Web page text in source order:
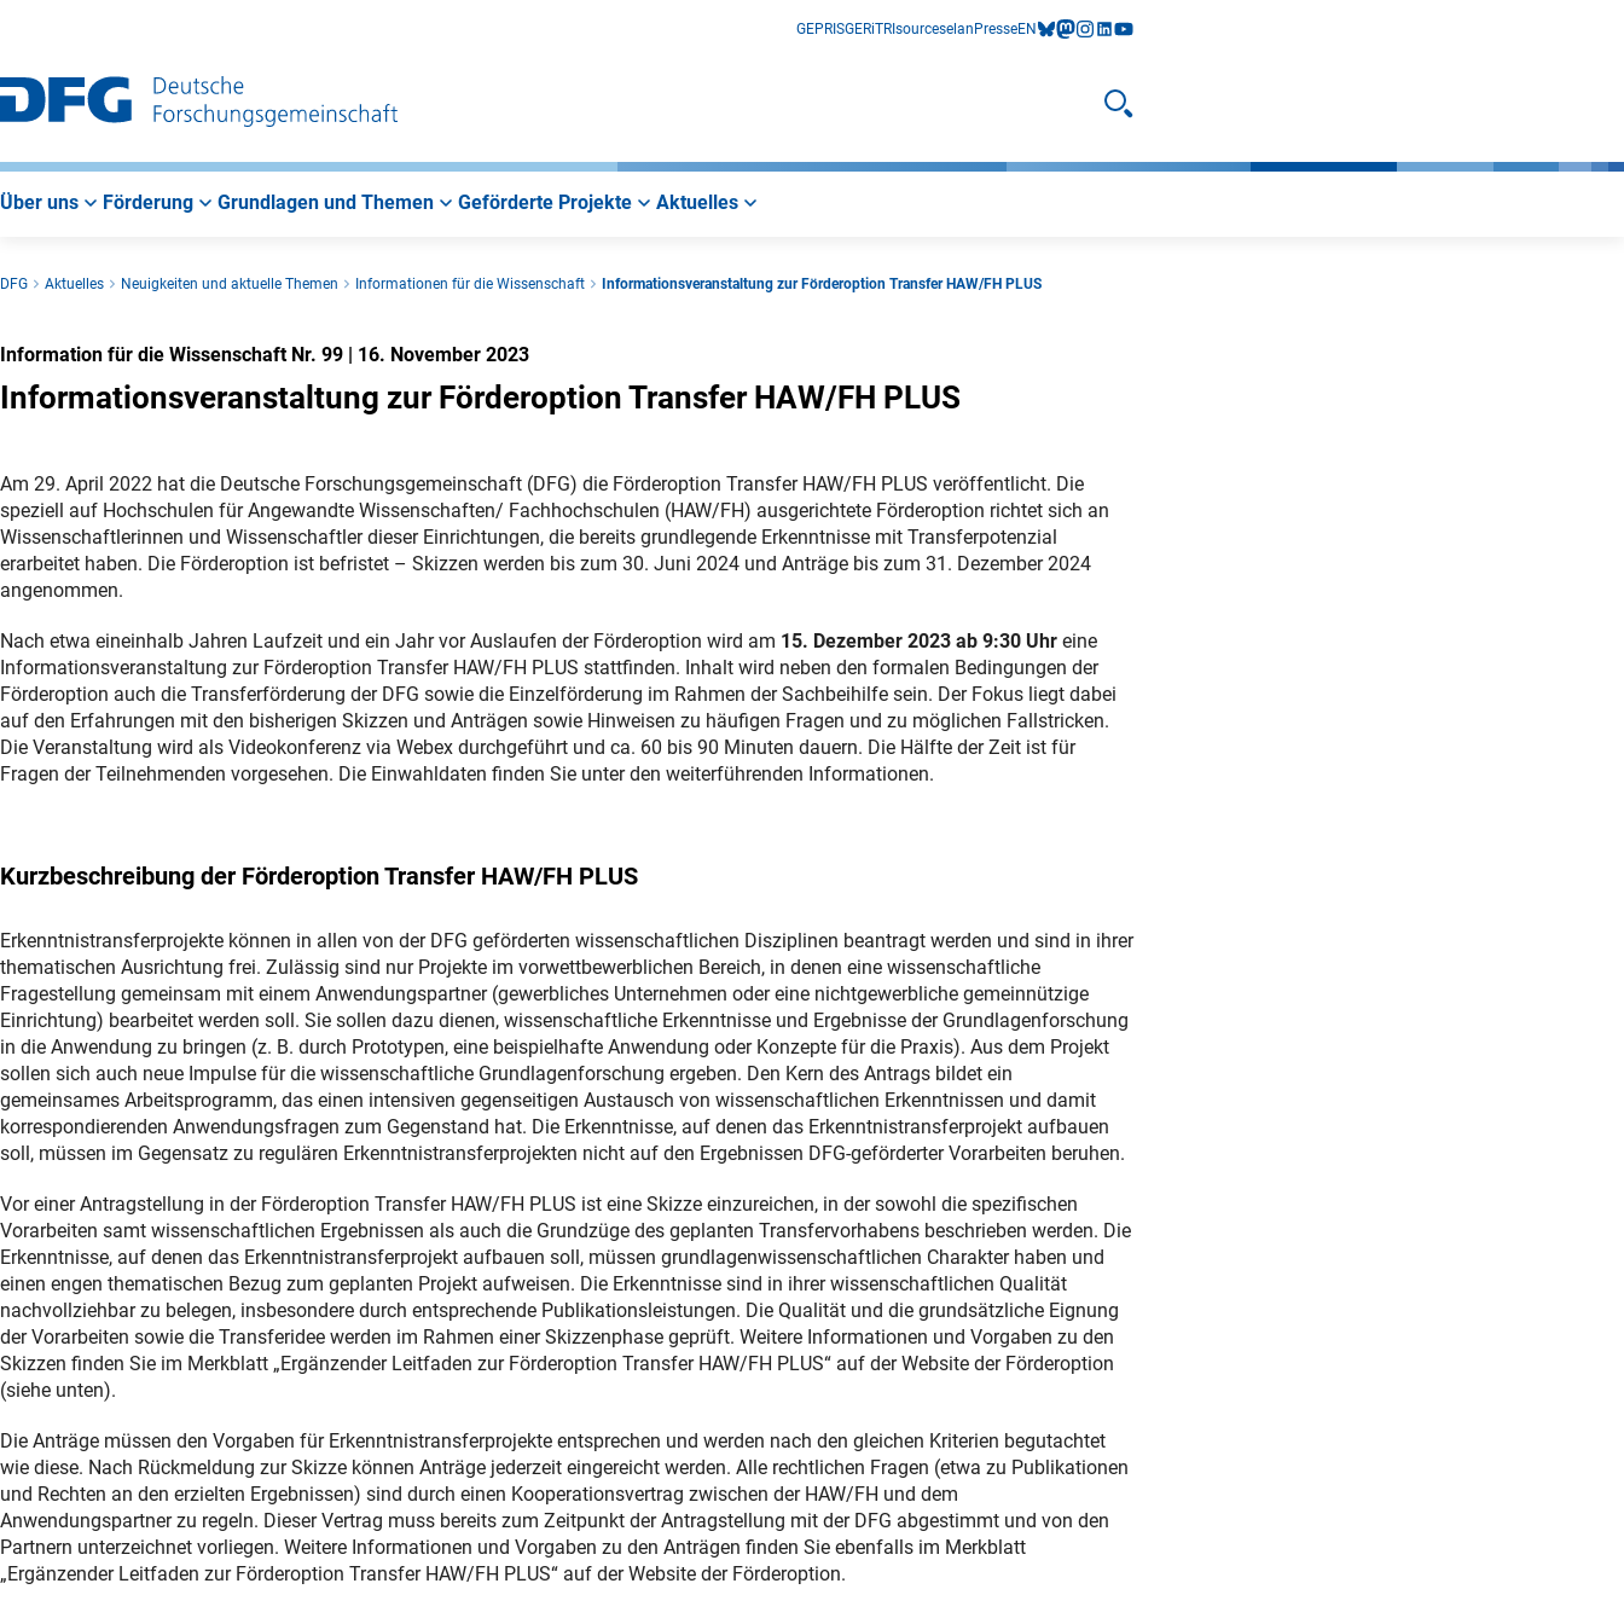
GEPRISGERiTRIsourceselan PresseEN bluesky
mastodon
instagram
linkedIn
youtube
Suche öffnen
Über uns Förderung Grundlagen und Themen Geförderte Projekte Aktuelles
DFG Aktuelles Neuigkeiten und aktuelle Themen Informationen für die Wissenschaft Informationsveranstaltung zur Förderoption Transfer HAW/FH PLUS
Information für die Wissenschaft Nr. 99 | 16. November 2023
Informationsveranstaltung zur Förderoption Transfer HAW/FH PLUS
Am 29. April 2022 hat die Deutsche Forschungsgemeinschaft (DFG) die Förderoption Transfer HAW/FH PLUS veröffentlicht. Die
speziell auf Hochschulen für Angewandte Wissenschaften/ Fachhochschulen (HAW/FH) ausgerichtete Förderoption richtet sich an
Wissenschaftlerinnen und Wissenschaftler dieser Einrichtungen, die bereits grundlegende Erkenntnisse mit Transferpotenzial
erarbeitet haben. Die Förderoption ist befristet – Skizzen werden bis zum 30. Juni 2024 und Anträge bis zum 31. Dezember 2024
angenommen.
Nach etwa eineinhalb Jahren Laufzeit und ein Jahr vor Auslaufen der Förderoption wird am 15. Dezember 2023 ab 9:30 Uhr eine
Informationsveranstaltung zur Förderoption Transfer HAW/FH PLUS stattfinden. Inhalt wird neben den formalen Bedingungen der
Förderoption auch die Transferförderung der DFG sowie die Einzelförderung im Rahmen der Sachbeihilfe sein. Der Fokus liegt dabei
auf den Erfahrungen mit den bisherigen Skizzen und Anträgen sowie Hinweisen zu häufigen Fragen und zu möglichen Fallstricken.
Die Veranstaltung wird als Videokonferenz via Webex durchgeführt und ca. 60 bis 90 Minuten dauern. Die Hälfte der Zeit ist für
Fragen der Teilnehmenden vorgesehen. Die Einwahldaten finden Sie unter den weiterführenden Informationen.
Kurzbeschreibung der Förderoption Transfer HAW/FH PLUS
Erkenntnistransferprojekte können in allen von der DFG geförderten wissenschaftlichen Disziplinen beantragt werden und sind in ihrer
thematischen Ausrichtung frei. Zulässig sind nur Projekte im vorwettbewerblichen Bereich, in denen eine wissenschaftliche
Fragestellung gemeinsam mit einem Anwendungspartner (gewerbliches Unternehmen oder eine nichtgewerbliche gemeinnützige
Einrichtung) bearbeitet werden soll. Sie sollen dazu dienen, wissenschaftliche Erkenntnisse und Ergebnisse der Grundlagenforschung
in die Anwendung zu bringen (z. B. durch Prototypen, eine beispielhafte Anwendung oder Konzepte für die Praxis). Aus dem Projekt
sollen sich auch neue Impulse für die wissenschaftliche Grundlagenforschung ergeben. Den Kern des Antrags bildet ein
gemeinsames Arbeitsprogramm, das einen intensiven gegenseitigen Austausch von wissenschaftlichen Erkenntnissen und damit
korrespondierenden Anwendungsfragen zum Gegenstand hat. Die Erkenntnisse, auf denen das Erkenntnistransferprojekt aufbauen
soll, müssen im Gegensatz zu regulären Erkenntnistransferprojekten nicht auf den Ergebnissen DFG-geförderter Vorarbeiten beruhen.
Vor einer Antragstellung in der Förderoption Transfer HAW/FH PLUS ist eine Skizze einzureichen, in der sowohl die spezifischen
Vorarbeiten samt wissenschaftlichen Ergebnissen als auch die Grundzüge des geplanten Transfervorhabens beschrieben werden. Die
Erkenntnisse, auf denen das Erkenntnistransferprojekt aufbauen soll, müssen grundlagenwissenschaftlichen Charakter haben und
einen engen thematischen Bezug zum geplanten Projekt aufweisen. Die Erkenntnisse sind in ihrer wissenschaftlichen Qualität
nachvollziehbar zu belegen, insbesondere durch entsprechende Publikationsleistungen. Die Qualität und die grundsätzliche Eignung
der Vorarbeiten sowie die Transferidee werden im Rahmen einer Skizzenphase geprüft. Weitere Informationen und Vorgaben zu den
Skizzen finden Sie im Merkblatt „Ergänzender Leitfaden zur Förderoption Transfer HAW/FH PLUS“ auf der Website der Förderoption
(siehe unten).
Die Anträge müssen den Vorgaben für Erkenntnistransferprojekte entsprechen und werden nach den gleichen Kriterien begutachtet
wie diese. Nach Rückmeldung zur Skizze können Anträge jederzeit eingereicht werden. Alle rechtlichen Fragen (etwa zu Publikationen
und Rechten an den erzielten Ergebnissen) sind durch einen Kooperationsvertrag zwischen der HAW/FH und dem
Anwendungspartner zu regeln. Dieser Vertrag muss bereits zum Zeitpunkt der Antragstellung mit der DFG abgestimmt und von den
Partnern unterzeichnet vorliegen. Weitere Informationen und Vorgaben zu den Anträgen finden Sie ebenfalls im Merkblatt
„Ergänzender Leitfaden zur Förderoption Transfer HAW/FH PLUS“ auf der Website der Förderoption.